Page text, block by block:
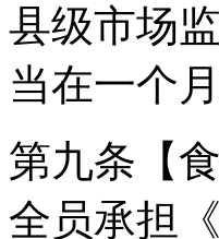
县级市场
当在一个
第九条【
全员承担